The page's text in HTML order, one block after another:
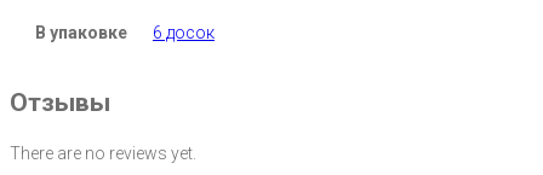
В упаковке 6 досок
Отзывы
There are no reviews yet.